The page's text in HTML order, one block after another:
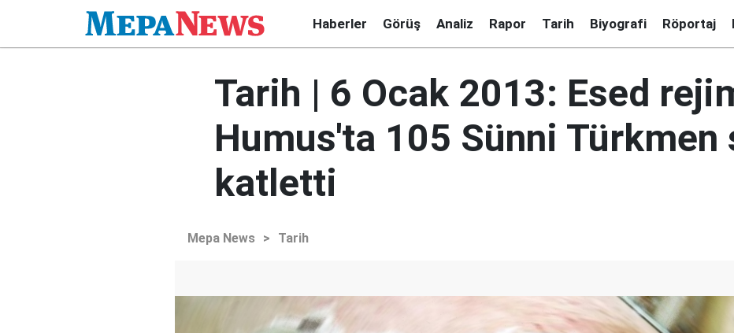
Haberler Görüş Analiz Rapor Tarih Biyografi Röportaj
Tarih | 6 Ocak 2013: Esed
Humus'ta 105 Sünni
katletti
Mepa News > Tarih